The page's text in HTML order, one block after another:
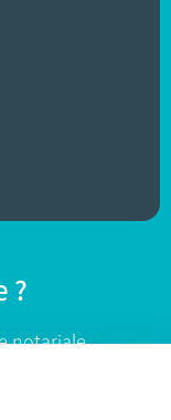
?
notariale